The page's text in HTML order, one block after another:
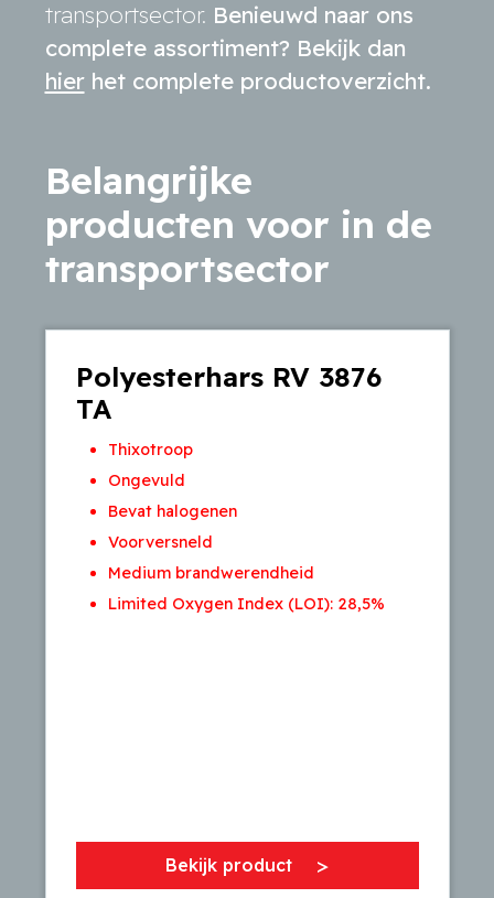
transportsector. Benieuwd naar ons
complete assortiment? Bekijk dan
hierhet complete productoverzicht.
Belangrijke
producten voor in de
transportsector
Polyesterhars RV 3876
TA
Thixotroop
Ongevuld
Bevat halogenen
Voorversneld
Medium brandwerendheid
Limited Oxygen Index (LOI): 28,5%
Bekijk product